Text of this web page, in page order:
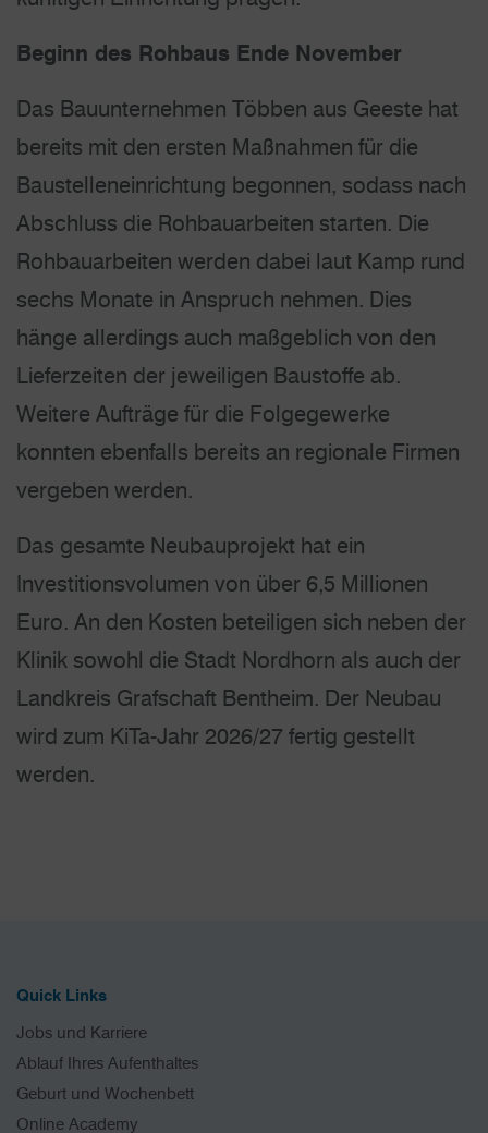
Beginn des Rohbaus Ende November
Das Bauunternehmen Többen aus Geeste hat
bereits mit den ersten Maßnahmen für die
Baustelleneinrichtung begonnen, sodass nach
Abschluss die Rohbauarbeiten starten. Die
Rohbauarbeiten werden dabei laut Kamp rund
sechs Monate in Anspruch nehmen. Dies
hänge allerdings auch maßgeblich von den
Lieferzeiten der jeweiligen Baustoffe ab.
Weitere Aufträge für die Folgegewerke
konnten ebenfalls bereits an regionale Firmen
vergeben werden.
Das gesamte Neubauprojekt hat ein
Investitionsvolumen von über 6,5 Millionen
Euro. An den Kosten beteiligen sich neben der
Klinik sowohl die Stadt Nordhorn als auch der
Landkreis Grafschaft Bentheim. Der Neubau
wird zum KiTa-Jahr 2026/27 fertig gestellt
werden.
Quick Links
Jobs und Karriere
Ablauf Ihres Aufenthaltes
Geburt und Wochenbett
Online Academy